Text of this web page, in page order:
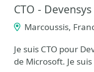
CTO -
Marcoussis,
Je suis CTO pour
de Microsoft. Je suis